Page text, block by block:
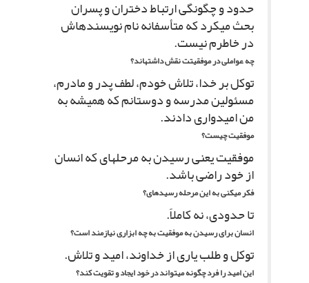
حدود و چگونگى ارتباط دختران و پسران
بحث مى‏کرد که متأسفانه نام نویسنده‏اش
در خاطرم نیست.
چه عواملى در موفقیتت نقش داشته‏اند؟
توکل بر خدا، تلاش خودم، لطف پدر و مادرم،
مسئولین مدرسه و دوستانم که همیشه به
من امیدوارى دادند.
موفقیت چیست؟
موفقیت یعنى رسیدن به مرحله‏اى که انسان
از خود راضى باشد.
فکر مى‏کنى به این مرحله رسیده‏اى؟
تا حدودى، نه کاملاً.
انسان براى رسیدن به موفقیت به چه ابزارى نیازمند است؟
توکل و طلب یارى از خداوند، امید و تلاش.
این امید را فرد چگونه مى‏تواند در خود ایجاد و تقویت کند؟